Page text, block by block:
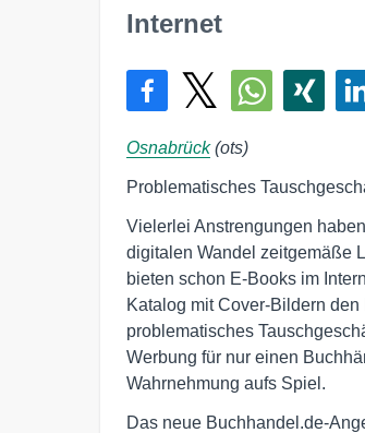
Internet
Osnabrück(ots)
Problematisches
Vielerlei Anstrengungen
digitalen Wandel zeitgemäße
bieten schon E-Books im
Katalog mit Cover-Bildern
problematisches
Werbung für nur einen
Wahrnehmung aufs Spiel.
Das neue Buchhandel.de-